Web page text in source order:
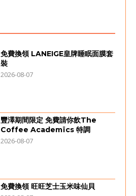
免費換領 LANEIGE皇牌睡眠面膜套
裝
2026-08-07
豐澤期間限定 免費請你飲The
Coffee Academïcs 特調
2026-08-07
免費換領 旺旺芝士玉米味仙貝